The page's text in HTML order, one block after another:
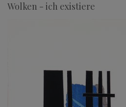
Wolken - ich existiere